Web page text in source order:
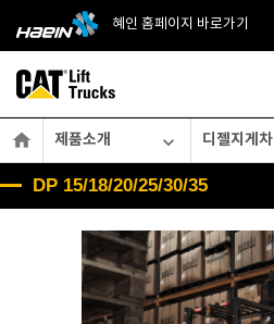
혜인 홈페이지 바로가기
 제품소개  디젤지게차
DP 15/18/20/25/30/35